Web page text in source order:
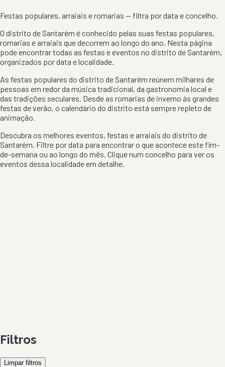
Festas populares, arraiais e romarias — filtra por data e concelho.
O distrito de Santarém é conhecido pelas suas festas populares,
romarias e arraiais que decorrem ao longo do ano. Nesta página
pode encontrar todas as festas e eventos no distrito de Santarém,
organizados por data e localidade.
As festas populares do distrito de Santarém reúnem milhares de
pessoas em redor da música tradicional, da gastronomia local e
das tradições seculares. Desde as romarias de inverno às grandes
festas de verão, o calendário do distrito está sempre repleto de
animação.
Descubra os melhores eventos, festas e arraiais do distrito de
Santarém. Filtre por data para encontrar o que acontece este fim-
de-semana ou ao longo do mês. Clique num concelho para ver os
eventos dessa localidade em detalhe.
Filtros
Limpar filtros